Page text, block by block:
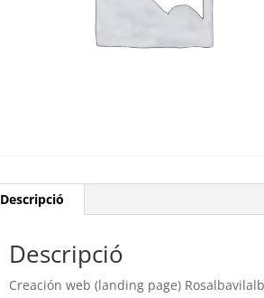
Descripció
Descripció
Creación web (landing page)